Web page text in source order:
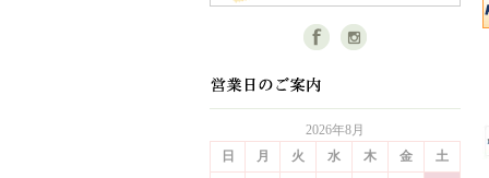
2026年8月
日
月 火 水 木 金
土